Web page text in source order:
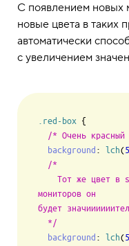
С появлением новых
новые цвета в таких
автоматически
с увеличением
.red-box {
/* Очень
background : lch(
/*
мониторов он
будет
  */
background : lch(